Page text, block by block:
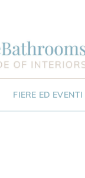
FIERE ED EVENTI